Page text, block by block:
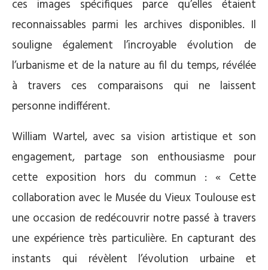
ces images spécifiques parce qu’elles étaient
reconnaissables parmi les archives disponibles. Il
souligne également l’incroyable évolution de
l’urbanisme et de la nature au fil du temps, révélée
à travers ces comparaisons qui ne laissent
personne indifférent.
William Wartel, avec sa vision artistique et son
engagement, partage son enthousiasme pour
cette exposition hors du commun : « Cette
collaboration avec le Musée du Vieux Toulouse est
une occasion de redécouvrir notre passé à travers
une expérience très particulière. En capturant des
instants qui révèlent l’évolution urbaine et